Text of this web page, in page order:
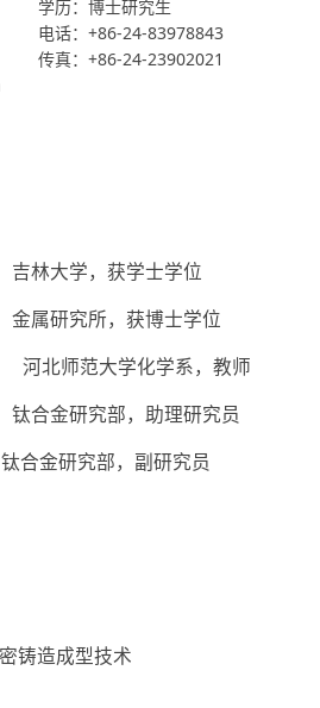
学历：博士研究生
电话：+86-24-83978843
传真：+86-24-23902021
吉林大学，获学士学位
金属研究所，获博士学位
河北师范大学化学系，教师
钛合金研究部，助理研究员
钛合金研究部，副研究员
造成型技术